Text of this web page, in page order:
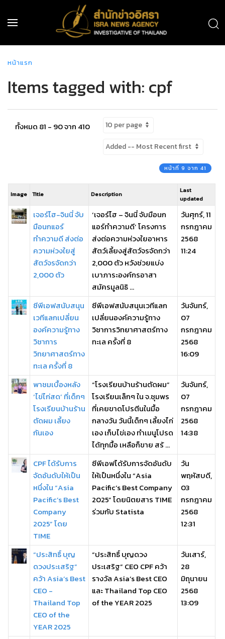
หน้าแรก
Items tagged with: cpf
ทั้งหมด 81 - 90 จาก 410
หน้าที่ 9 จาก 41
Image Title Description
Last
updated
เจอร์ไฮ-จินนี่ จับ
มือนกแอร์
ทำความดี ส่งต่อ
ความห่วงใยสู่
สัตว์จรจัดกว่า
2,000 ตัว
‘เจอร์ไฮ – จินนี่ จับมือนก
แอร์ทำความดี’ โครงการ
ส่งต่อความห่วงใยอาหาร
สัตว์เลี้ยงสู่สัตว์จรจัดกว่า
2,000 ตัว หวังช่วยแบ่ง
เบาภาระองค์กรอาสา
สมัครมูลนิธิ ...
วันศุกร์, 11
กรกฎาคม
2568
11:24
ซีพีเอฟสนับสนุน
เวทีแลกเปลี่ยน
องค์ความรู้ทาง
วิชาการ
วิทยาศาสตร์ทาง
ทะเล ครั้งที่ 8
ซีพีเอฟสนับสนุนเวทีแลก
เปลี่ยนองค์ความรู้ทาง
วิชาการวิทยาศาสตร์ทาง
ทะเล ครั้งที่ 8
วันจันทร์,
07
กรกฎาคม
2568
16:09
พาชมเบื้องหลัง
‘ไข่ไก่สด’ ที่เด็กๆ
โรงเรียนบ้านร้าน
ตัดผม เลี้ยง
กันเอง
“โรงเรียนบ้านร้านตัดผม”
โรงเรียนเล็กๆ ใน จ.ชุมพร
ที่เคยขาดโปรตีนในมื้อ
กลางวัน วันนี้เด็กๆ เลี้ยงไก่
เอง เก็บไข่เอง ทำเมนูโปรด
ได้ทุกมื้อ เหลือก็ขาย สร้ ...
วันจันทร์,
07
กรกฎาคม
2568
14:38
CPF ได้รับการ
จัดอันดับให้เป็น
หนึ่งใน “Asia
Pacific’s Best
Company
2025” โดย
TIME
ซีพีเอฟได้รับการจัดอันดับ
ให้เป็นหนึ่งใน “Asia
Pacific’s Best Company
2025” โดยนิตยสาร TIME
ร่วมกับ Statista
วัน
พฤหัสบดี,
03
กรกฎาคม
2568
12:31
“ประสิทธิ์ บุญ
ดวงประเสริฐ”
คว้า Asia’s Best
CEO -
Thailand Top
CEO of the
YEAR 2025
“ประสิทธิ์ บุญดวง
ประเสริฐ” CEO CPF คว้า
รางวัล Asia’s Best CEO
และ Thailand Top CEO
of the YEAR 2025
วันเสาร์,
28
มิถุนายน
2568
13:09